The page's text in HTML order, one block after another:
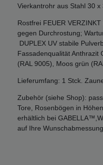
Vierkantrohr aus Stahl 30
Rostfrei FEUER
gegen Durchrostung;
DUPLEX UV stabile
Fassadenqualität Anthrazit
(RAL 9005), Moos grün
Lieferumfang: 1 Stck.
Zubehör (siehe Shop):
Tore, Rosenbögen in
erhältlich bei
auf Ihre